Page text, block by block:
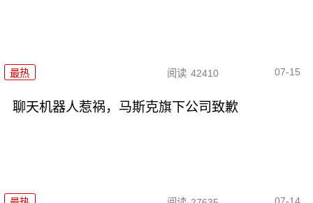
最热 阅读 42410 07-15
聊天机器人惹祸，马斯克旗下公司致歉